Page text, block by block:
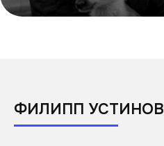
ФИЛИПП УСТИНОВ